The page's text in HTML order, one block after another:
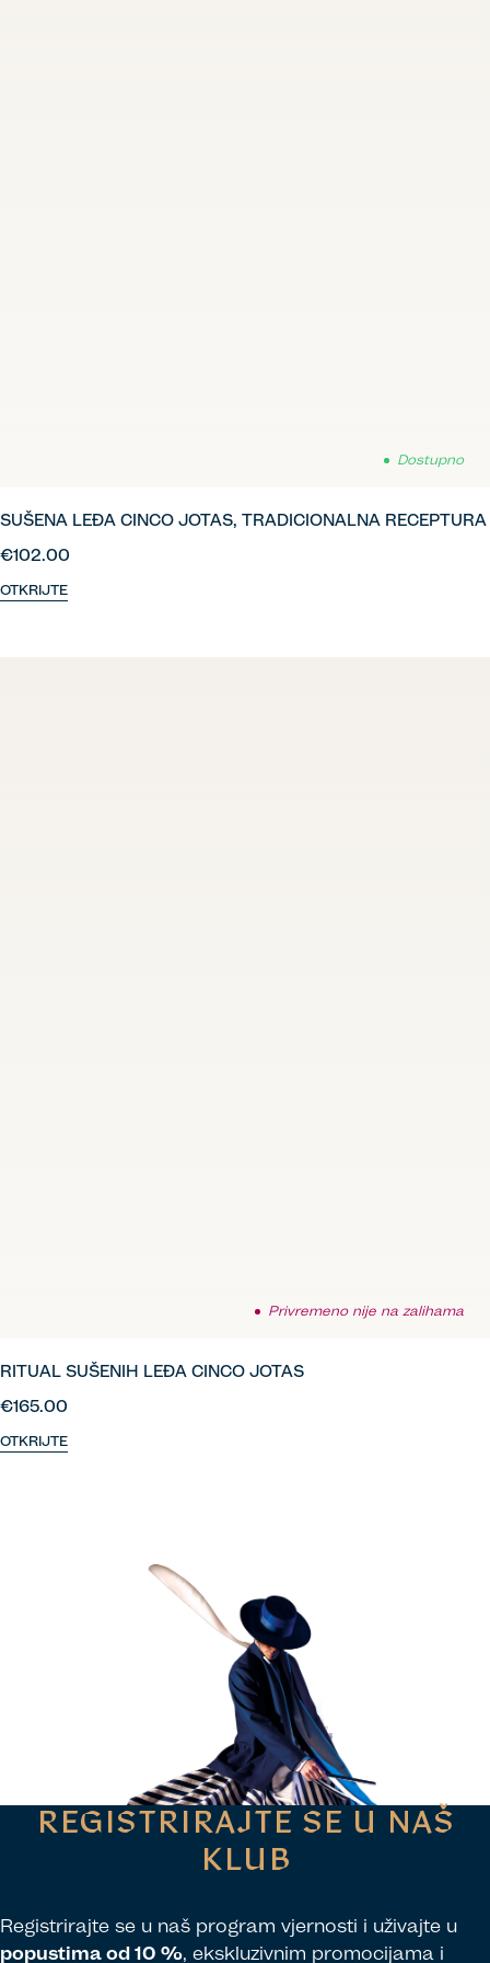
Dostupno
SUŠENA LEĐA CINCO JOTAS, TRADICIONALNA RECEPTURA
€102.00
OTKRIJTE
Privremeno nije na zalihama
RITUAL SUŠENIH LEĐA CINCO JOTAS
€165.00
OTKRIJTE
REGISTRIRAJTE SE U NAŠ
KLUB
Registrirajte se u naš program vjernosti i uživajte u
popustima od 10 %, ekskluzivnim promocijama i